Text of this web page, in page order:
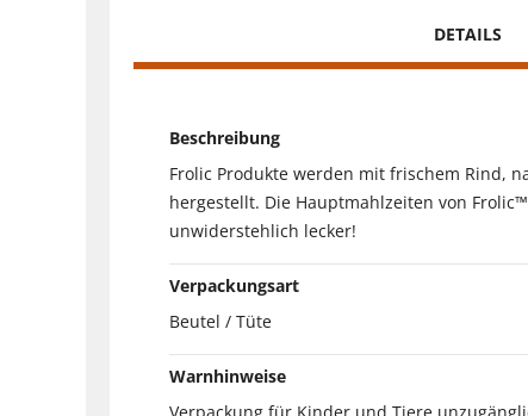
DETAILS
Beschreibung
Frolic Produkte werden mit frischem Rind,
hergestellt. Die Hauptmahlzeiten von
unwiderstehlich lecker!
Verpackungsart
Beutel / Tüte
Warnhinweise
Verpackung für Kinder und Tiere